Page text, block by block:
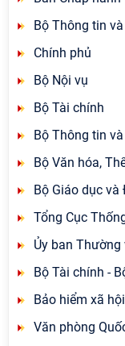
Bộ Thông tin
Chính phủ
Bộ Nội vụ
Bộ Tài chính
Bộ Thông tin
Bộ Văn hóa,
Bộ Giáo dục và
Tổng Cục
Ủy ban Thường
Bộ Tài chính -
Bảo hiểm xã
Văn phòng